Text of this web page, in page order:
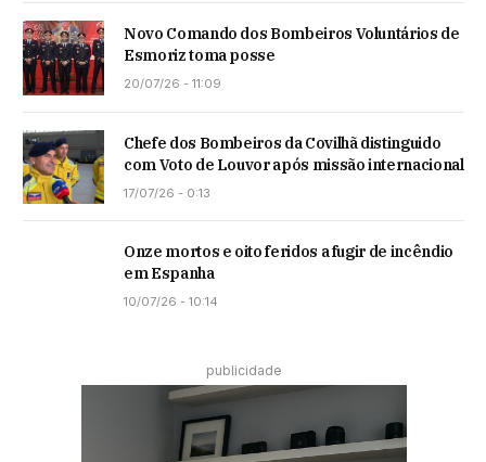
Novo Comando dos Bombeiros Voluntários de
Esmoriz toma posse
20/07/26 - 11:09
Chefe dos Bombeiros da Covilhã distinguido
com Voto de Louvor após missão internacional
17/07/26 - 0:13
Onze mortos e oito feridos a fugir de incêndio
em Espanha
10/07/26 - 10:14
publicidade